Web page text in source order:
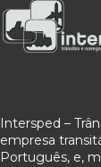
Intersped –
empresa
Português, e,